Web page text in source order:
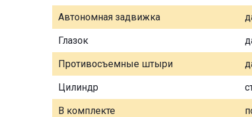
Автономная задвижка
Глазок
Противосъемные штыри
Цилиндр
В комплекте